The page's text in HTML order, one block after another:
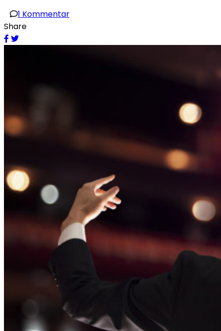
1 Kommentarzu
Share